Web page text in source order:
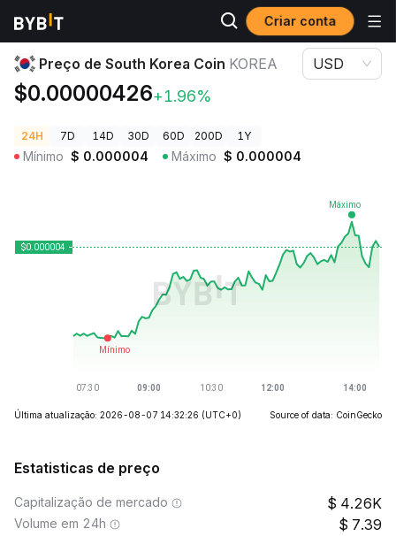
Criar conta
Preços de Criptomoedas Preço de South Korea Coin KOREA
Preço de South Korea Coin KOREA
$0.00000426+1.96%
USD
24H 7D 14D 30D 60D 200D 1Y
Mínimo $ 0.000004 Máximo $ 0.000004
Última atualização: 2026-08-07 14:32:26 (UTC+0) Source of data: CoinGecko
Estatisticas de preço
Capitalização de mercado 4.26K
Volume em 24h 7.39